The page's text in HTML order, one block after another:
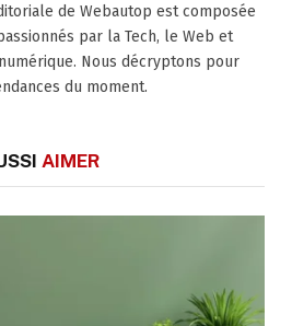
de Webautop est composée
par la Tech, le Web et
Nous décryptons pour
du moment.
AIMER